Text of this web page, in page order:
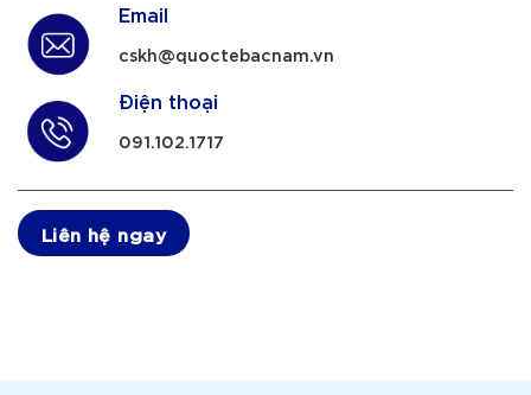
Email
cskh@quoctebacnam.vn
Điện thoại
091.102.1717
Liên hệ ngay